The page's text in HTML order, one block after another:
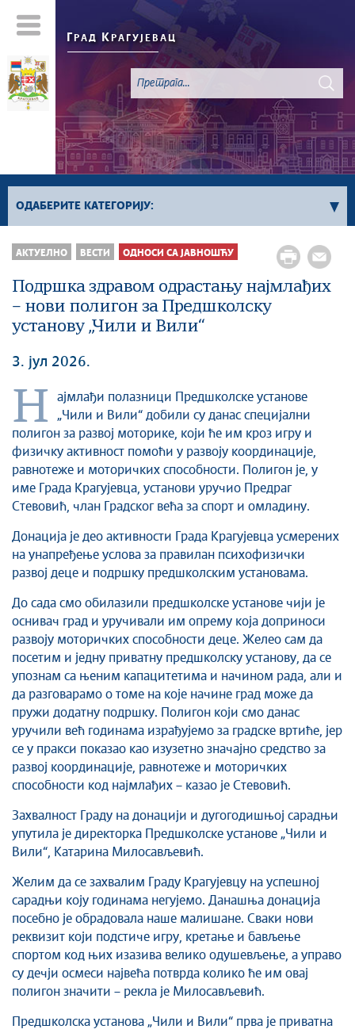
Г РАД К РАГУЈЕВАЦ
ОДАБЕРИТЕ КАТЕГОРИЈУ:
Све вести
Сервисне Информације
Генерално
Односи са јавношћу
Култура
Здравство
Социјална заштита
Спорт
Седнице Градског већа
Седнице Скупштине
Туризам
Екологија
Млади у локалној самоуправи
Међународна сарадња
Позив за медије
Избори
Октобарске свечаности
Образовање
Савет за координацију послова безбедности
саобраћаја
Људска и мањинска права
АКТУЕЛНО ВЕСТИ ОДНОСИ СА ЈАВНОШЋУ
Подршка здравом одрастању најмлађих
– нови полигон за Предшколску
установу „Чили и Вили“
3. јул 2026.
Н
ајмлађи полазници Предшколске установе
„Чили и Вили“ добили су данас специјални
полигон за развој моторике, који ће им кроз игру и
физичку активност помоћи у развоју координације,
равнотеже и моторичких способности. Полигон је, у
име Града Крагујевца, установи уручио Предраг
Стевовић, члан Градског већа за спорт и омладину.
Донација је део активности Града Крагујевца усмерених
на унапређење услова за правилан психофизички
развој деце и подршку предшколским установама.
До сада смо обилазили предшколске установе чији је
оснивач град и уручивали им опрему која доприноси
развоју моторичких способности деце. Желео сам да
посетим и једну приватну предшколску установу, да се
упознам са њеним капацитетима и начином рада, али и
да разговарамо о томе на које начине град може да
пружи додатну подршку. Полигон који смо данас
уручили већ годинама израђујемо за градске вртиће, јер
се у пракси показао као изузетно значајно средство за
развој координације, равнотеже и моторичких
способности код најмлађих – казао је Стевовић.
Захвалност Граду на донацији и дугогодишњој сарадњи
упутила је директорка Предшколске установе „Чили и
Вили“, Катарина Милосављевић.
Желим да се захвалим Граду Крагујевцу на успешној
сарадњи коју годинама негујемо. Данашња донација
посебно је обрадовала наше малишане. Сваки нови
реквизит који подстиче игру, кретање и бављење
спортом код њих изазива велико одушевљење, а управо
су дечји осмеси највећа потврда колико ће им овај
полигон значити – рекла је Милосављевић.
Предшколска установа „Чили и Вили“ прва је приватна